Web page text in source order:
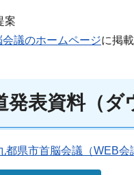
案
議のホームページに掲
発表資料（ダ
都県市首脳会議（WEB会